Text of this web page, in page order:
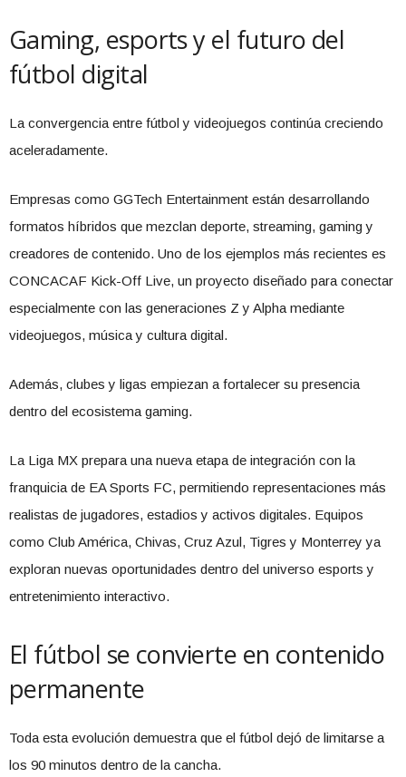
Gaming, esports y el futuro del
fútbol digital
La convergencia entre fútbol y videojuegos continúa creciendo
aceleradamente.
Empresas como GGTech Entertainment están desarrollando
formatos híbridos que mezclan deporte, streaming, gaming y
creadores de contenido. Uno de los ejemplos más recientes es
CONCACAF Kick-Off Live, un proyecto diseñado para conectar
especialmente con las generaciones Z y Alpha mediante
videojuegos, música y cultura digital.
Además, clubes y ligas empiezan a fortalecer su presencia
dentro del ecosistema gaming.
La Liga MX prepara una nueva etapa de integración con la
franquicia de EA Sports FC, permitiendo representaciones más
realistas de jugadores, estadios y activos digitales. Equipos
como Club América, Chivas, Cruz Azul, Tigres y Monterrey ya
exploran nuevas oportunidades dentro del universo esports y
entretenimiento interactivo.
El fútbol se convierte en contenido
permanente
Toda esta evolución demuestra que el fútbol dejó de limitarse a
los 90 minutos dentro de la cancha.